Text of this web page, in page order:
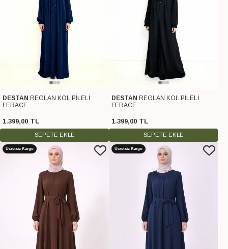
DESTAN REGLAN KOL PİLELİ
FERACE
1.399,00 TL
SEPETE EKLE
DESTAN REGLAN KOL PİLELİ
FERACE
1.399,00 TL
SEPETE EKLE
Ücretsiz Kargo Ücretsiz Kargo